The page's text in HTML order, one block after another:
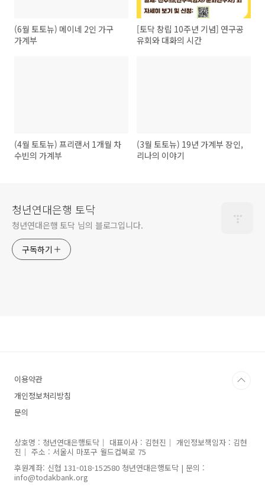
(6월 토토뉴) 메이네 2인 가구
가계부
[토닥 창립 10주년 기념] 연구공
유회와 대화의 시간
(4월 토토뉴) 프리랜서 1개월 차
수빈의 가계부
(3월 토토뉴) 19년 가계부 장인,
리나의 이야기
청년연대은행 토닥
청년연대은행 토닥 님의 블로그입니다.
구독하기
이용약관
개인정보처리방침
문의
상호명 : 청년연대은행토닥｜ 대표이사 : 김현진｜ 개인정보책임자 : 김현
진｜ 주소 : 서울시 마포구 월드컵북로 75
후원계좌: 신협 131-018-152580 청년연대은행토닥 | 문의 :
info@todakbank.org